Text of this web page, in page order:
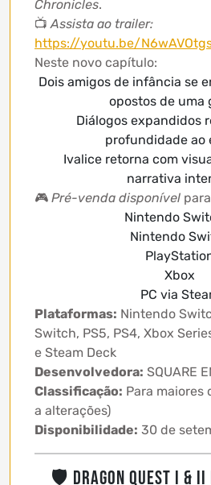
Chronicles.
📺Assista ao trailer:
https://youtu.be/
Neste novo capítulo:
Dois amigos de infância se
opostos de uma
Diálogos expandidos
profundidade ao
Ivalice retorna com
narrativa
🎮 Pré-venda disponível
Nintendo
Nintendo
Xbox
PC via
Plataformas: Nintendo
Switch, PS5, PS4, Xbox
e Steam Deck
Desenvolvedora: SQUARE
Classificação: Para maiores
a alterações)
Disponibilidade: 30 de
🛡 DRAGON QUEST I & II